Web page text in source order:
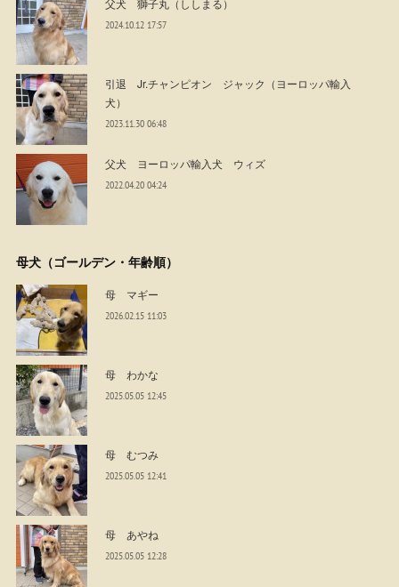
父犬 獅子丸（ししまる）
2024.10.12 17:57
引退 Jr.チャンピオン ジャック（ヨーロッパ輸入
犬）
2023.11.30 06:48
父犬 ヨーロッパ輸入犬 ウィズ
2022.04.20 04:24
母犬（ゴールデン・年齢順）
母 マギー
2026.02.15 11:03
母 わかな
2025.05.05 12:45
母 むつみ
2025.05.05 12:41
母 あやね
2025.05.05 12:28